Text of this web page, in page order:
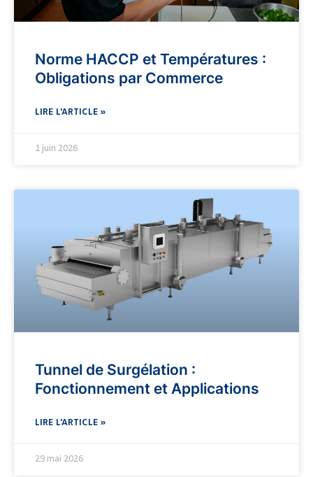
Norme HACCP et Températures :
Obligations par Commerce
LIRE L'ARTICLE »
1 juin 2026
Tunnel de Surgélation :
Fonctionnement et Applications
LIRE L'ARTICLE »
29 mai 2026